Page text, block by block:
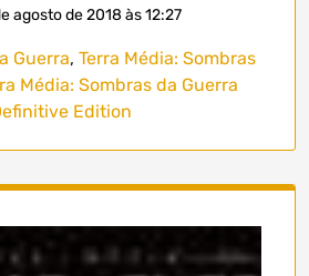
agosto de 2018 às 12:27
Guerra, Terra Média: Sombras
Média: Sombras da Guerra
Edition